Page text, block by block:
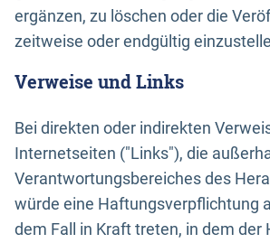
ergänzen, zu löschen oder die
zeitweise oder endgültig
Verweise und Links
Bei direkten oder indirekten
Internetseiten ("Links"), die
Verantwortungsbereiches des
würde eine Haftungsverpflichtung
dem Fall in Kraft treten, in dem der